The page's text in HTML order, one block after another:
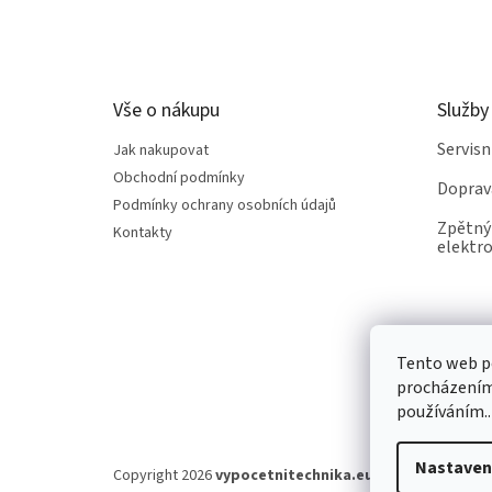
Tento web
Vše o nákupu
Jak nakupovat
Obchodní podmínky
Podmínky ochrany osobních údajů
Kontakty
Služby
Copyright 2026vypocetnitechnika.eu . Všechna práva